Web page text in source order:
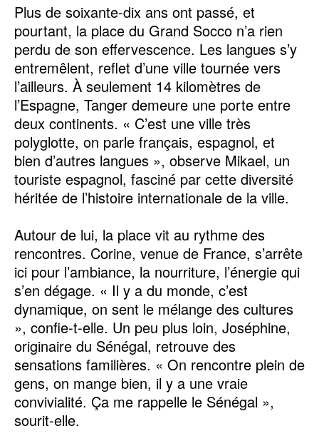
Plus de soixante-dix ans ont passé, et
pourtant, la place du Grand Socco n’a rien
perdu de son effervescence. Les langues s’y
entremêlent, reflet d’une ville tournée vers
l’ailleurs. À seulement 14 kilomètres de
l’Espagne, Tanger demeure une porte entre
deux continents. « C’est une ville très
polyglotte, on parle français, espagnol, et
bien d’autres langues », observe Mikael, un
touriste espagnol, fasciné par cette diversité
héritée de l’histoire internationale de la ville.
Autour de lui, la place vit au rythme des
rencontres. Corine, venue de France, s’arrête
ici pour l’ambiance, la nourriture, l’énergie qui
s’en dégage. « Il y a du monde, c’est
dynamique, on sent le mélange des cultures
», confie-t-elle. Un peu plus loin, Joséphine,
originaire du Sénégal, retrouve des
sensations familières. « On rencontre plein de
gens, on mange bien, il y a une vraie
convivialité. Ça me rappelle le Sénégal »,
sourit-elle.